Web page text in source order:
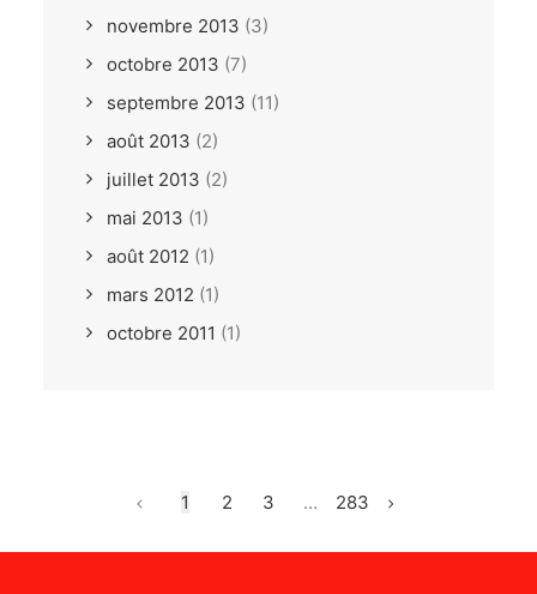
novembre 2013 (3)
octobre 2013 (7)
septembre 2013 (11)
août 2013 (2)
juillet 2013 (2)
mai 2013 (1)
août 2012 (1)
mars 2012 (1)
octobre 2011 (1)
1 2 3 … 283